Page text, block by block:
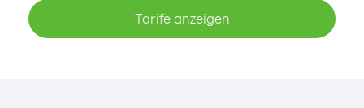
Tarife anzeigen